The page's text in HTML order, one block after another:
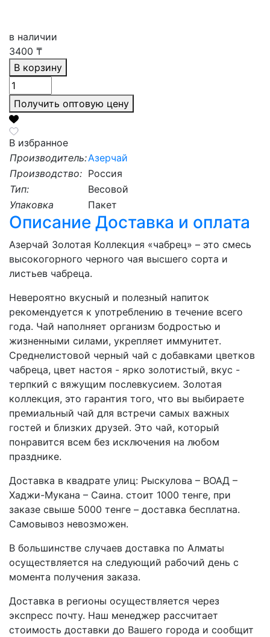
в наличии
3400 ₸
В корзину
Получить оптовую цену
В избранное
Производитель:Азерчай
Производство: Россия
Тип:
Весовой
Упаковка
Пакет
Описание Доставка и оплата
Азерчай Золотая Коллекция «чабрец» – это смесь
высокогорного черного чая высшего сорта и
листьев чабреца.
Невероятно вкусный и полезный напиток
рекомендуется к употреблению в течение всего
года. Чай наполняет организм бодростью и
жизненными силами, укрепляет иммунитет.
Среднелистовой черный чай с добавками цветков
чабреца, цвет настоя - ярко золотистый, вкус -
терпкий с вяжущим послевкусием. Золотая
коллекция, это гарантия того, что вы выбираете
премиальный чай для встречи самых важных
гостей и близких друзей. Это чай, который
понравится всем без исключения на любом
празднике.
Доставка в квадрате улиц: Рыскулова – ВОАД –
Хаджи-Мукана – Саина. стоит 1000 тенге, при
заказе свыше 5000 тенге – доставка бесплатна.
Самовывоз невозможен.
В большинстве случаев доставка по Алматы
осуществляется на следующий рабочий день с
момента получения заказа.
Доставка в регионы осуществляется через
экспресс почту. Наш менеджер рассчитает
стоимость доставки до Вашего города и сообщит